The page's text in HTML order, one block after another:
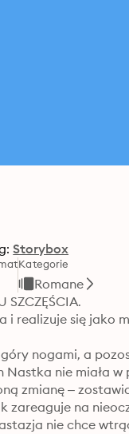
Storybox
Kategorie
Romane
SZCZĘŚCIA.
i realizuje się jako
nogami, a
nie miała w
zmianę –
zareaguje na
nie chce